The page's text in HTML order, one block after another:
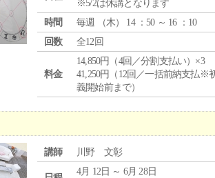
※5/2は休講となります
時間
毎週 （木） 14 ：50 ～ 16 ：10
回数
全12回
料金
14,850円（4回／分割支払い）×3
41,250円（12回／一括前納支払※
義開始前まで）
講師 川野 文彰
4月 12日 ～ 6月 28日